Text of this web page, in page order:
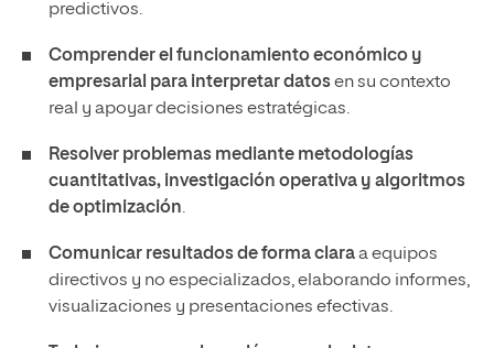
predictivos.
Comprender el funcionamiento económico y
empresarial para interpretar datosen su contexto
real y apoyar decisiones estratégicas.
Resolver problemas mediante metodologías
cuantitativas, investigación operativa y algoritmos
de optimización.
Comunicar resultados de forma claraa equipos
directivos y no especializados, elaborando informes,
visualizaciones y presentaciones efectivas.